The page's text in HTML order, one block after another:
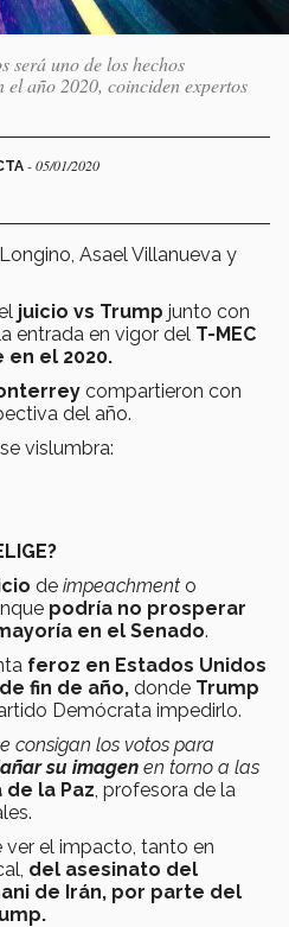
será uno de los hechos
el año 2020, coinciden expertos
- 05/01/2020
Asael Villanueva y
el juicio vs Trump junto con
entrada en vigor del T-MEC
en el 2020.
compartieron con
del año.
vislumbra:
de impeachment o
podría no prosperar
en el Senado.
feroz en Estados Unidos
fin de año, donde Trump
Demócrata impedirlo.
consigan los votos para
su imagen en torno a las
de la Paz , profesora de la
ver el impacto, tanto en
del asesinato del
de Irán, por parte del